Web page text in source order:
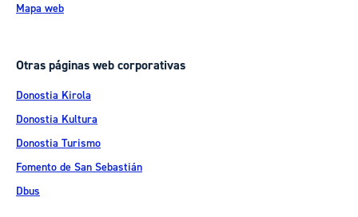
Mapa web
Otras páginas web corporativas
Donostia Kirola
Donostia Kultura
Donostia Turismo
Fomento de San Sebastián
Dbus